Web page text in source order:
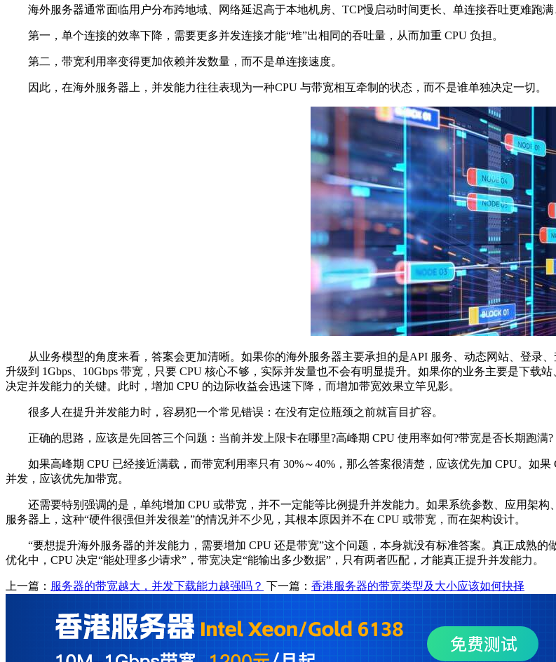
海外服务器通常面临用户分布跨地域、网络延迟高于本地机房、TCP慢启动时间更长、单连接吞吐更难跑满
第一，单个连接的效率下降，需要更多并发连接才能“堆”出相同的吞吐量，从而加重 CPU 负担。
第二，带宽利用率变得更加依赖并发数量，而不是单连接速度。
因此，在海外服务器上，并发能力往往表现为一种CPU 与带宽相互牵制的状态，而不是谁单独决定一切。
从业务模型的角度来看，答案会更加清晰。如果你的海外服务器主要承担的是API 服务、动态网站、登录
升级到 1Gbps、10Gbps 带宽，只要 CPU 核心不够，实际并发量也不会有明显提升。如果你的业务主要是下载
决定并发能力的关键。此时，增加 CPU 的边际收益会迅速下降，而增加带宽效果立竿见影。
很多人在提升并发能力时，容易犯一个常见错误：在没有定位瓶颈之前就盲目扩容。
正确的思路，应该是先回答三个问题：当前并发上限卡在哪里?高峰期 CPU 使用率如何?带宽是否长期跑满?
如果高峰期 CPU 已经接近满载，而带宽利用率只有 30%～40%，那么答案很清楚，应该优先加 CPU。如果
并发，应该优先加带宽。
还需要特别强调的是，单纯增加 CPU 或带宽，并不一定能等比例提升并发能力。如果系统参数、应用架构
服务器上，这种“硬件很强但并发很差”的情况并不少见，其根本原因并不在 CPU 或带宽，而在架构设计。
“要想提升海外服务器的并发能力，需要增加 CPU 还是带宽”这个问题，本身就没有标准答案。真正成熟的
优化中，CPU 决定“能处理多少请求”，带宽决定“能输出多少数据”，只有两者匹配，才能真正提升并发能力。
上一篇： 服务器的带宽越大，并发下载能力越强吗？ 下一篇： 香港服务器的带宽类型及大小应该如何抉择